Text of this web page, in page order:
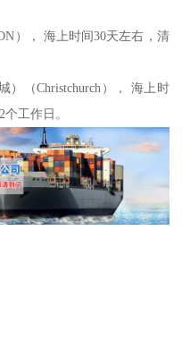
）， 海上时间30天左右，清
）（Christchurch）， 海上时
工作日。